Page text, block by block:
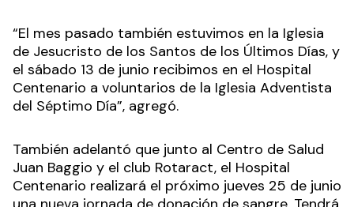
“El mes pasado también estuvimos en la Iglesia
de Jesucristo de los Santos de los Últimos Días, y
el sábado 13 de junio recibimos en el Hospital
Centenario a voluntarios de la Iglesia Adventista
del Séptimo Día”, agregó.
También adelantó que junto al Centro de Salud
Juan Baggio y el club Rotaract, el Hospital
Centenario realizará el próximo jueves 25 de junio